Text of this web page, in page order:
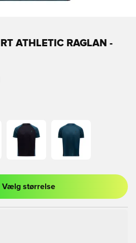
ATHLETIC RAGLAN -
ind eller tilmelde dig som medlem
Vælg størrelse